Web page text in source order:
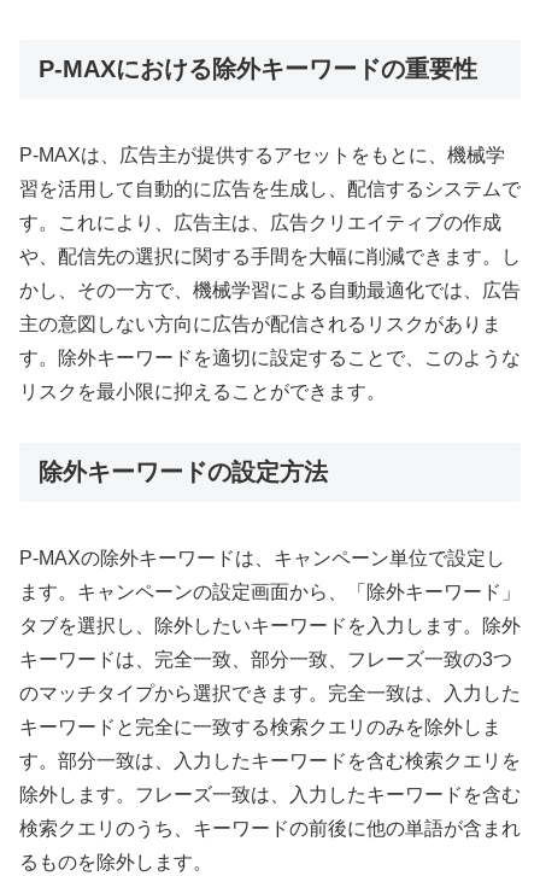
P-MAXにおける除外キーワードの重要性
P-MAXは、広告主が提供するアセットをもとに、機械学
習を活用して自動的に広告を生成し、配信するシステムで
す。これにより、広告主は、広告クリエイティブの作成
や、配信先の選択に関する手間を大幅に削減できます。し
かし、その一方で、機械学習による自動最適化では、広告
主の意図しない方向に広告が配信されるリスクがありま
す。除外キーワードを適切に設定することで、このような
リスクを最小限に抑えることができます。
除外キーワードの設定方法
P-MAXの除外キーワードは、キャンペーン単位で設定し
ます。キャンペーンの設定画面から、「除外キーワード」
タブを選択し、除外したいキーワードを入力します。除外
キーワードは、完全一致、部分一致、フレーズ一致の3つ
のマッチタイプから選択できます。完全一致は、入力した
キーワードと完全に一致する検索クエリのみを除外しま
す。部分一致は、入力したキーワードを含む検索クエリを
除外します。フレーズ一致は、入力したキーワードを含む
検索クエリのうち、キーワードの前後に他の単語が含まれ
るものを除外します。